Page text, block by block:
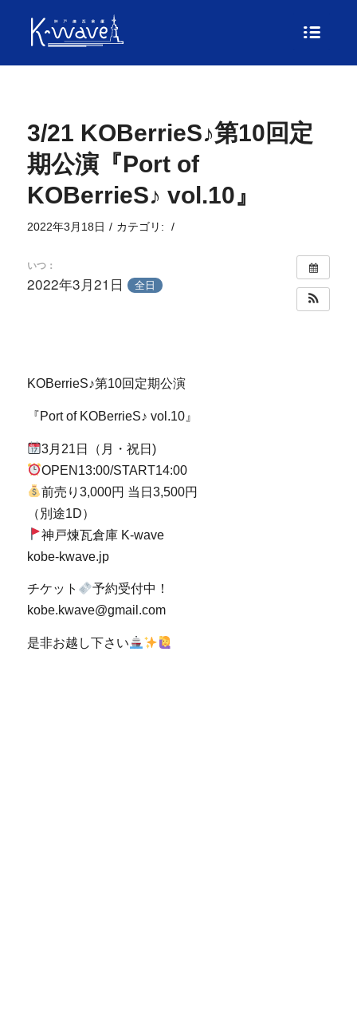
3/21 KOBerrieS♪第10回定
期公演『Port of
KOBerrieS♪ vol.10』
2022年3月18日 / カテゴリ: /
いつ：
2022年3月21日 全日
KOBerrieS♪第10回定期公演
『Port of KOBerrieS♪ vol.10』
3月21日（月・祝日)
OPEN13:00/START14:00
前売り3,000円 当日3,500円
（別途1D）
神戸煉瓦倉庫 K-wave
kobe-kwave.jp
チケット
予約受付中！
kobe.kwave@gmail.com
是非お越し下さい